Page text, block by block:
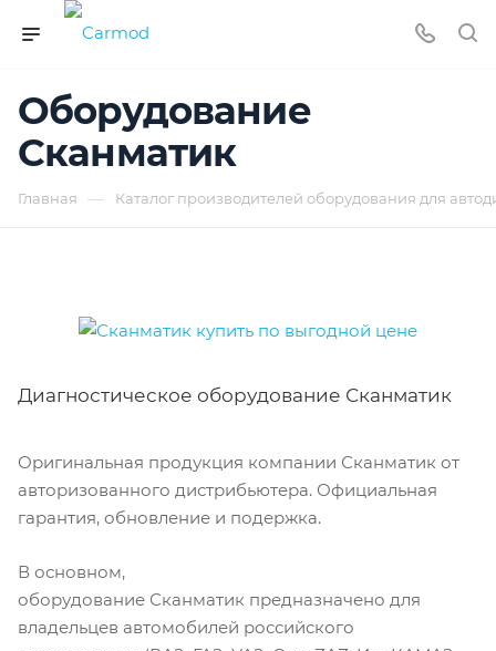
Оборудование
Сканматик
Главная — Каталог производителей оборудования для
Диагностическое оборудование Сканматик
Оригинальная продукция компании Сканматик от
авторизованного дистрибьютера. Официальная
гарантия, обновление и подержка.
В основном,
оборудование Сканматик предназначено для
владельцев автомобилей российского